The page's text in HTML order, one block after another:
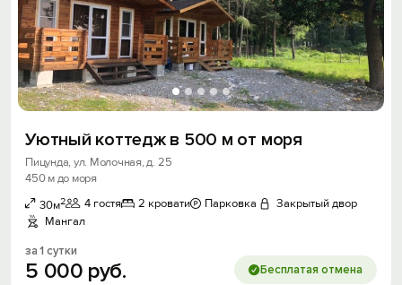
Уютный коттедж в 500 м от моря
Пицунда, ул. Молочная, д. 25
450 м до моря
30м2 4 гостя 2 кровати Парковка
Закрытый двор
Мангал
за 1 сутки
5 000 руб. Бесплатая отмена